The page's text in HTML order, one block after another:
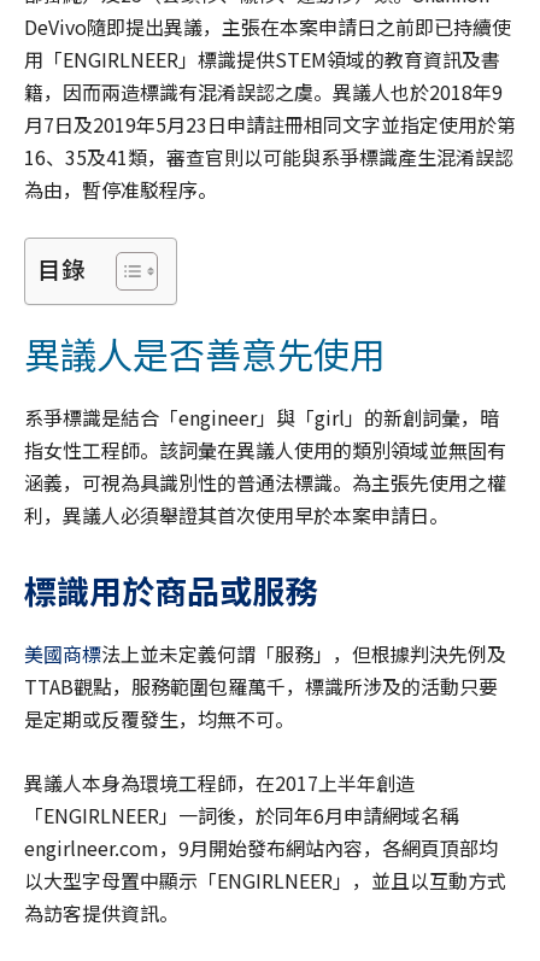
DeVivo隨即提出異議，主張在本案申請日之前即已持續使
用「ENGIRLNEER」標識提供STEM領域的教育資訊及書
籍，因而兩造標識有混淆誤認之虞。異議人也於2018年9
月7日及2019年5月23日申請註冊相同文字並指定使用於第
16、35及41類，審查官則以可能與系爭標識產生混淆誤認
為由，暫停准駁程序。
目錄
異議人是否善意先使用
系爭標識是結合「engineer」與「girl」的新創詞彙，暗
指女性工程師。該詞彙在異議人使用的類別領域並無固有
涵義，可視為具識別性的普通法標識。為主張先使用之權
利，異議人必須舉證其首次使用早於本案申請日。
標識用於商品或服務
美國商標法上並未定義何謂「服務」，但根據判決先例及
TTAB觀點，服務範圍包羅萬千，標識所涉及的活動只要
是定期或反覆發生，均無不可。
異議人本身為環境工程師，在2017上半年創造
「ENGIRLNEER」一詞後，於同年6月申請網域名稱
engirlneer.com，9月開始發布網站內容，各網頁頂部均
以大型字母置中顯示「ENGIRLNEER」，並且以互動方式
為訪客提供資訊。